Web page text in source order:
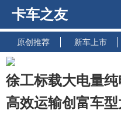
卡车之友
原创推荐 新车上市
徐工标载大电量
高效运输创富车